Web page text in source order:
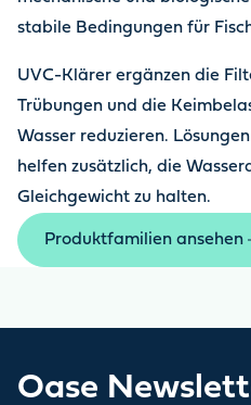
stabile Bedingungen für
UVC-Klärer ergänzen die
Trübungen und die
Wasser reduzieren.
helfen zusätzlich, die
Gleichgewicht zu halten.
Produktfamilien ansehen
Oase